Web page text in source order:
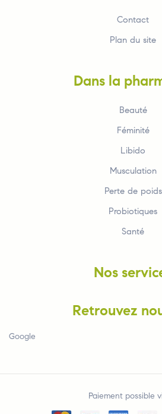
Contact
Plan du site
Dans la
Beauté
Féminité
Libido
Musculation
Perte de poids
Probiotiques
Santé
Nos
Retrouvez
Google
Paiement possible